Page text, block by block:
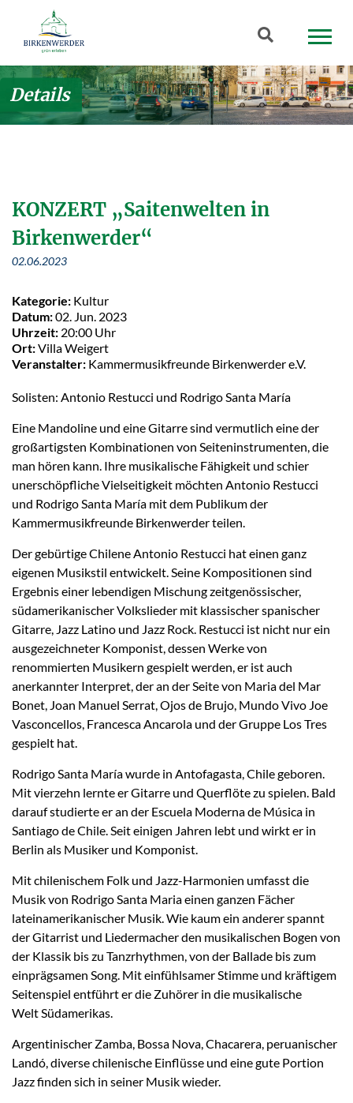
Zum Hauptinhalt springen
Suchbegriff
Details
KONZERT „Saitenwelten in
Birkenwerder“
02.06.2023
Kategorie: Kultur
Datum:02. Jun. 2023
Uhrzeit: 20:00 Uhr
Ort:Villa Weigert
Veranstalter: Kammermusikfreunde Birkenwerder e.V.
Solisten: Antonio Restucci und Rodrigo Santa María
Eine Mandoline und eine Gitarre sind vermutlich eine der
großartigsten Kombinationen von Seiteninstrumenten, die
man hören kann. Ihre musikalische Fähigkeit und schier
unerschöpfliche Vielseitigkeit möchten Antonio Restucci
und Rodrigo Santa María mit dem Publikum der
Kammermusikfreunde Birkenwerder teilen.
Der gebürtige Chilene Antonio Restucci hat einen ganz
eigenen Musikstil entwickelt. Seine Kompositionen sind
Ergebnis einer lebendigen Mischung zeitgenössischer,
südamerikanischer Volkslieder mit klassischer spanischer
Gitarre, Jazz Latino und Jazz Rock. Restucci ist nicht nur ein
ausgezeichneter Komponist, dessen Werke von
renommierten Musikern gespielt werden, er ist auch
anerkannter Interpret, der an der Seite von Maria del Mar
Bonet, Joan Manuel Serrat, Ojos de Brujo, Mundo Vivo Joe
Vasconcellos, Francesca Ancarola und der Gruppe Los Tres
gespielt hat.
Rodrigo Santa María wurde in Antofagasta, Chile geboren.
Mit vierzehn lernte er Gitarre und Querflöte zu spielen. Bald
darauf studierte er an der Escuela Moderna de Música in
Santiago de Chile. Seit einigen Jahren lebt und wirkt er in
Berlin als Musiker und Komponist.
Mit chilenischem Folk und Jazz-Harmonien umfasst die
Musik von Rodrigo Santa Maria einen ganzen Fächer
lateinamerikanischer Musik. Wie kaum ein anderer spannt
der Gitarrist und Liedermacher den musikalischen Bogen von
der Klassik bis zu Tanzrhythmen, von der Ballade bis zum
einprägsamen Song. Mit einfühlsamer Stimme und kräftigem
Seitenspiel entführt er die Zuhörer in die musikalische
Welt Südamerikas.
Argentinischer Zamba, Bossa Nova, Chacarera, peruanischer
Landó, diverse chilenische Einflüsse und eine gute Portion
Jazz finden sich in seiner Musik wieder.